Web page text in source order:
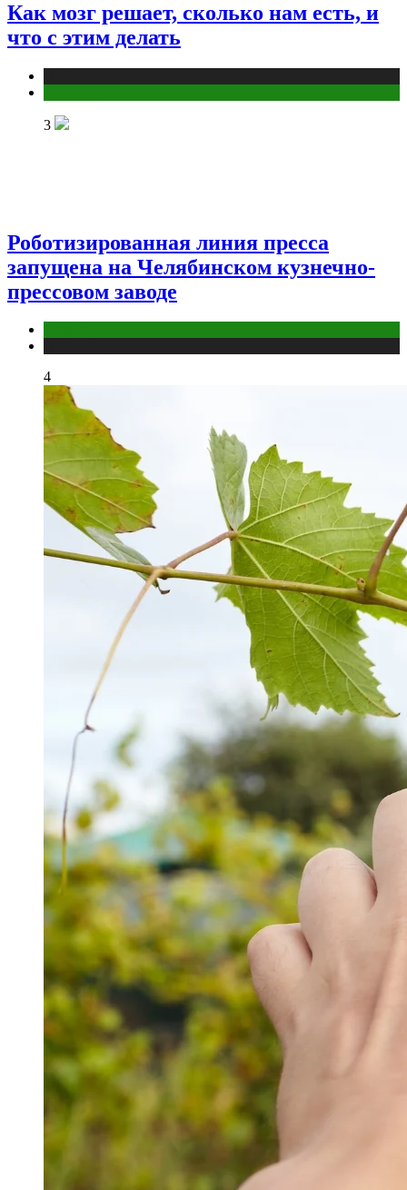
Как мозг решает, сколько нам есть, и
что с этим делать
3
Роботизированная линия пресса
запущена на Челябинском кузнечно-
прессовом заводе
4